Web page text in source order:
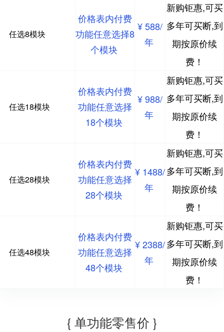
任选8模块
价格表内付费
功能任意选择8
个模块
¥ 588/
年
新购钜惠,可买
多年可买断,到
期按原价续
费！
任选18模块
价格表内付费
功能任意选择
18个模块
¥ 988/
年
新购钜惠,可买
多年可买断,到
期按原价续
费！
任选28模块
价格表内付费
功能任意选择
28个模块
¥ 1488/
年
新购钜惠,可买
多年可买断,到
期按原价续
费！
任选48模块
价格表内付费
功能任意选择
48个模块
¥ 2388/
年
新购钜惠,可买
多年可买断,到
期按原价续
费！
{ 单功能零售价 }